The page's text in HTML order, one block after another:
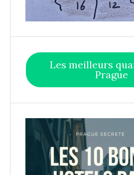
Les meilleurs
Prague